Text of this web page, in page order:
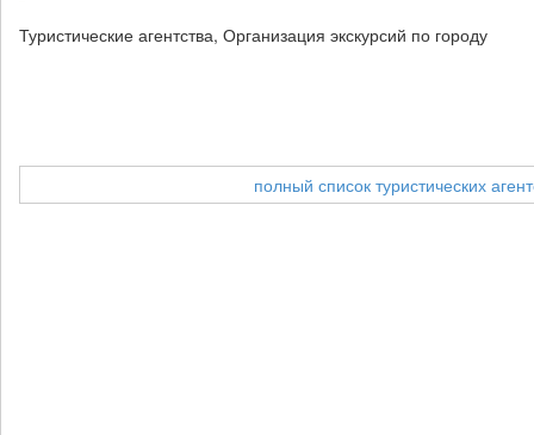
Туристические агентства, Организация экскурсий по городу
полный список туристических